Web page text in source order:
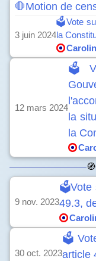
🛑Motion de
3 juin 2024
🗳️Vote
la
12 mars 2024
la
la
9 nov. 2023
🗳️Vote
49.3,
30 oct. 2023article